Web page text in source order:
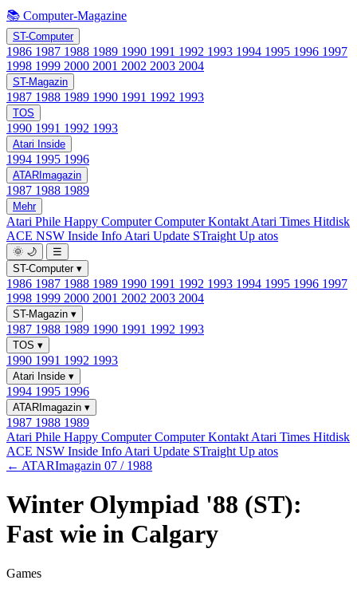
📚 Computer-Magazine
ST-Computer
1986 1987 1988 1989 1990 1991 1992 1993 1994 1995 1996 1997
1998 1999 2000 2001 2002 2003 2004
ST-Magazin
1987 1988 1989 1990 1991 1992 1993
TOS
1990 1991 1992 1993
Atari Inside
1994 1995 1996
ATARImagazin
1987 1988 1989
Mehr
Atari Phile Happy ComputerComputer Kontakt Atari Times Hitdisk
ACE NSW Inside Info Atari Update STraight Up atos
🌞 🌙
☰
ST-Computer ▾
1986 1987 1988 1989 1990 1991 1992 1993 1994 1995 1996 1997
1998 1999 2000 2001 2002 2003 2004
ST-Magazin ▾
1987 1988 1989 1990 1991 1992 1993
TOS ▾
1990 1991 1992 1993
Atari Inside ▾
1994 1995 1996
ATARImagazin ▾
1987 1988 1989
Atari Phile Happy ComputerComputer Kontakt Atari Times Hitdisk
ACE NSW Inside Info Atari Update STraight Up atos
← ATARImagazin 07 / 1988
Winter Olympiad '88 (ST):
Fast wie in Calgary
Games